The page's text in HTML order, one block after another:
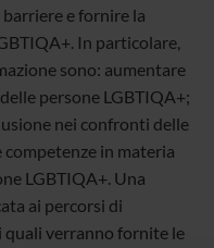
e fornire la
In particolare,
sono: aumentare
persone LGBTIQA+;
nei confronti delle
in materia
LGBTIQA+. Una
ai percorsi di
quali verranno fornite le